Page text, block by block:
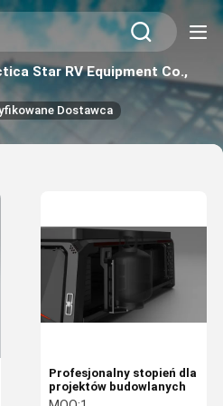
Star RV Equipment Co.,
Dostawca
Profesjonalny stopień dla
projektów budowlanych